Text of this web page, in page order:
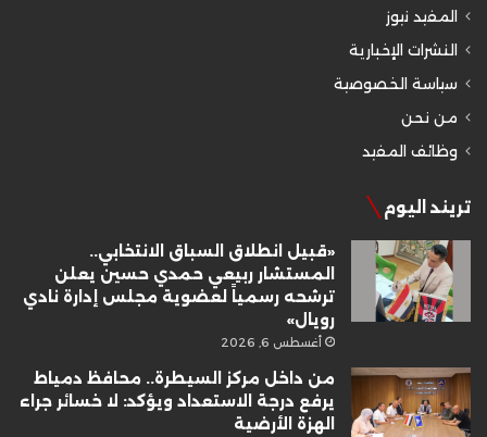
المفيد نيوز
النشرات الإخبارية
سياسة الخصوصية
من نحن
وظائف المفيد
تريند اليوم
«قبيل انطلاق السباق الانتخابي..
المستشار ربيعي حمدي حسين يعلن
ترشحه رسمياً لعضوية مجلس إدارة نادي
رويال»
أغسطس 6, 2026
من داخل مركز السيطرة.. محافظ دمياط
يرفع درجة الاستعداد ويؤكد: لا خسائر جراء
الهزة الأرضية